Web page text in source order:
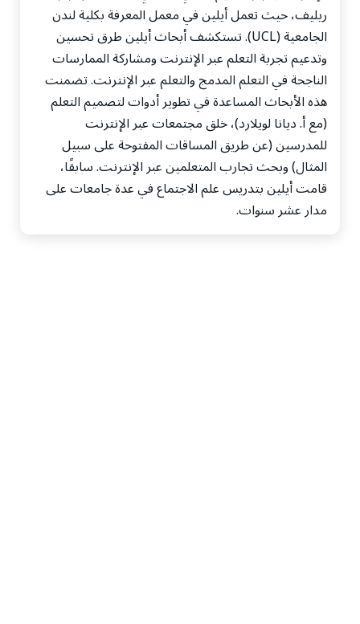
ريليف، حيث تعمل أيلين في معمل المعرفة بكلية لندن
الجامعية (UCL). تستكشف أبحاث أيلين طرق تحسين
وتدعيم تجربة التعلم عبر الإنترنت ومشاركة الممارسات
الناجحة في التعلم المدمج والتعلم عبر الإنترنت. تضمنت
هذه الأبحاث المساعدة في تطوير أدوات لتصميم التعلم
(مع أ. ديانا لويلارد)، خلق مجتمعات عبر الإنترنت
للمدرسين (عن طريق المساقات المفتوحة على سبيل
المثال) وبحث تجارب المتعلمين عبر الإنترنت. سابقًا،
قامت أيلين بتدريس علم الاجتماع في عدة جامعات على
مدار عشر سنوات.